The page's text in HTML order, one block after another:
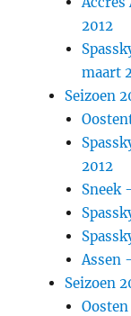
2012
maart
Seizoen
2012
Sneek
Assen
Seizoen